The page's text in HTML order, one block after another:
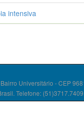
intensiva
Universitário - CEP
Telefone: (51)3717.7409